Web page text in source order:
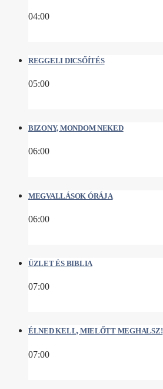
04:00
REGGELI DICSŐÍTÉS
05:00
BIZONY, MONDOM NEKED
06:00
MEGVALLÁSOK ÓRÁJA
06:00
ÜZLET ÉS BIBLIA
07:00
ÉLNED KELL, MIELŐTT MEGHALSZ!
07:00